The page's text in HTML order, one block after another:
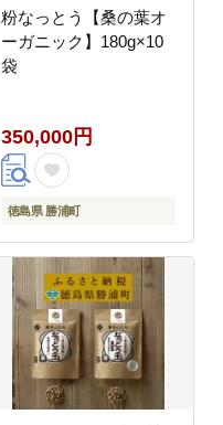
粉なっとう【桑の葉オ
ーガニック】180g×10
袋
350,000円
徳島県 勝浦町